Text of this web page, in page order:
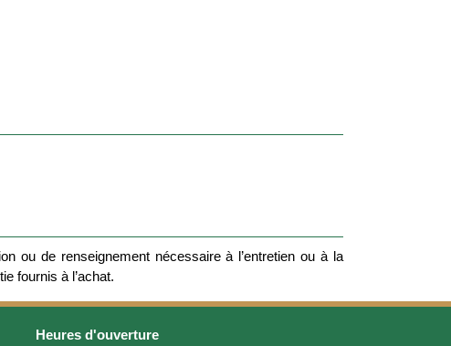
ou de renseignement nécessaire à l’entretien ou à la
fournis à l’achat.
Heures d'ouverture